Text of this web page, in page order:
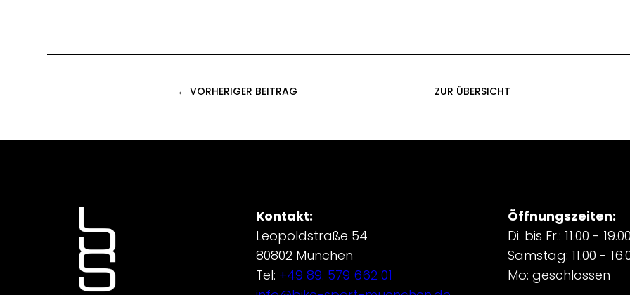
← VORHERIGER BEITRAG ZUR ÜBERSICHT
Kontakt:
Leopoldstraße 54
80802 München
Tel: +49 89. 579 662 01
Öffnungszeiten:
Di. bis Fr.: 11.00 - 19.00
Samstag: 11.00 -
Mo: geschlossen